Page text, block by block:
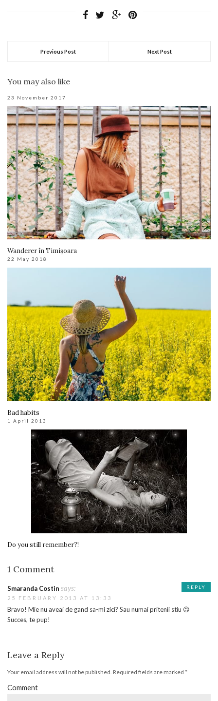
Previous Post Next Post
You may also like
23 November 2017
Wanderer în Timișoara
22 May 2018
Bad habits
1 April 2013
Do you still remember?!
1 Comment
Smaranda Costin says:
25 FEBRUARY 2013 AT 13:33
Bravo! Mie nu aveai de gand sa-mi zici? Sau numai pritenii stiu 😉
Succes, te pup!
REPLY
Leave a Reply
Your email address will not be published. Required fields are marked *
Comment